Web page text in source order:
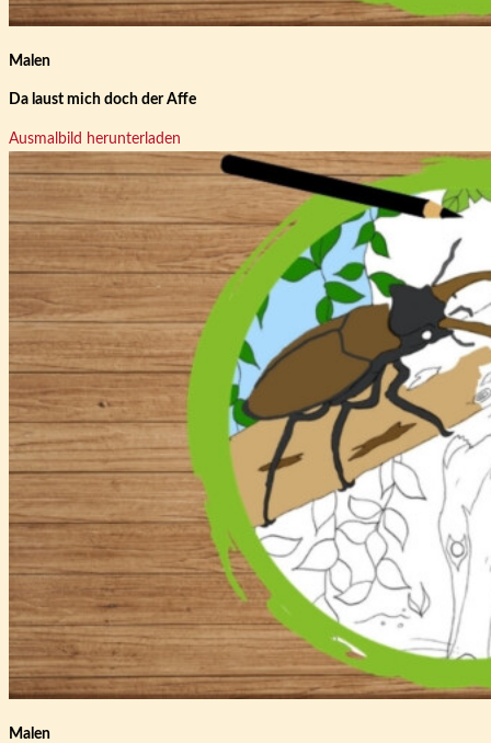
Malen
Da laust mich doch der Affe
Ausmalbild herunterladen
Malen